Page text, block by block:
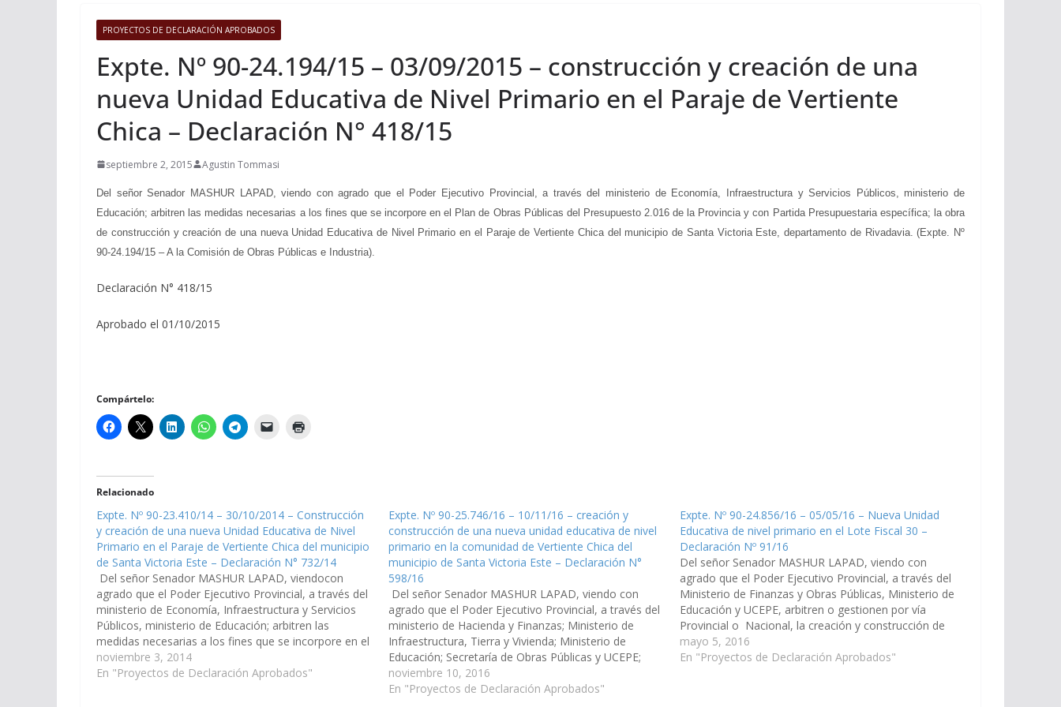
PROYECTOS DE DECLARACIÓN APROBADOS
Expte. Nº 90-24.194/15 – 03/09/2015 – construcción y creación de una
nueva Unidad Educativa de Nivel Primario en el Paraje de Vertiente
Chica – Declaración N° 418/15
septiembre 2, 2015 Agustin Tommasi
Del señor Senador MASHUR LAPAD, viendo con agrado que el Poder Ejecutivo Provincial, a través del ministerio de Economía, Infraestructura y Servicios Públicos, ministerio de
Educación; arbitren las medidas necesarias a los fines que se incorpore en el Plan de Obras Públicas del Presupuesto 2.016 de la Provincia y con Partida Presupuestaria específica; la obra
de construcción y creación de una nueva Unidad Educativa de Nivel Primario en el Paraje de Vertiente Chica del municipio de Santa Victoria Este, departamento de Rivadavia. (Expte. Nº
90-24.194/15 – A la Comisión de Obras Públicas e Industria).
Declaración N° 418/15
Aprobado el 01/10/2015
Compártelo:
Relacionado
Expte. Nº 90-23.410/14 – 30/10/2014 – Construcción
y creación de una nueva Unidad Educativa de Nivel
Primario en el Paraje de Vertiente Chica del municipio
de Santa Victoria Este – Declaración N° 732/14
Del señor Senador MASHUR LAPAD, viendocon
agrado que el Poder Ejecutivo Provincial, a través del
ministerio de Economía, Infraestructura y Servicios
Públicos, ministerio de Educación; arbitren las
medidas necesarias a los fines que se incorpore en el
Plan de Obras Públicas del Presupuesto 2.015 de la
Provincia y con Partida…
noviembre 3, 2014
En "Proyectos de Declaración Aprobados"
Expte. Nº 90-25.746/16 – 10/11/16 – creación y
construcción de una nueva unidad educativa de nivel
primario en la comunidad de Vertiente Chica del
municipio de Santa Victoria Este – Declaración N°
598/16
Del señor Senador MASHUR LAPAD, viendo con
agrado que el Poder Ejecutivo Provincial, a través del
ministerio de Hacienda y Finanzas; Ministerio de
Infraestructura, Tierra y Vivienda; Ministerio de
Educación; Secretaría de Obras Públicas y UCEPE;
arbitren las medidas necesarias a los fines que se
incorpore en el Presupuesto 2.017 de la…
noviembre 10, 2016
En "Proyectos de Declaración Aprobados"
Expte. Nº 90-24.856/16 – 05/05/16 – Nueva Unidad
Educativa de nivel primario en el Lote Fiscal 30 –
Declaración Nº 91/16
Del señor Senador MASHUR LAPAD, viendo con
agrado que el Poder Ejecutivo Provincial, a través del
Ministerio de Finanzas y Obras Públicas, Ministerio de
Educación y UCEPE, arbitren o gestionen por vía
Provincial o Nacional, la creación y construcción de
una Nueva Unidad Educativa de nivel primario en el
Lote Fiscal 30…
mayo 5, 2016
En "Proyectos de Declaración Aprobados"